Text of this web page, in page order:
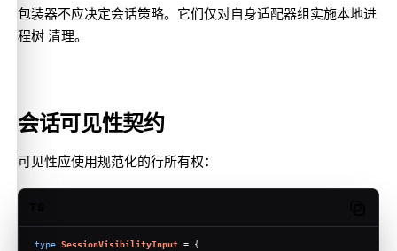
包装器不应决定会话策略。它们仅对自身适配器组实施本地进
程树 清理。
会话可见性契约
可见性应使用规范化的行所有权：
type SessionVisibilityInput = {